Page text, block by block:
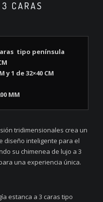
CARAS
tipo península
y 1 de 32×40 CM
MM
tridimensionales crea un
diseño inteligente para el
su chimenea de lujo a 3
una experiencia única.
estanca a 3 caras tipo